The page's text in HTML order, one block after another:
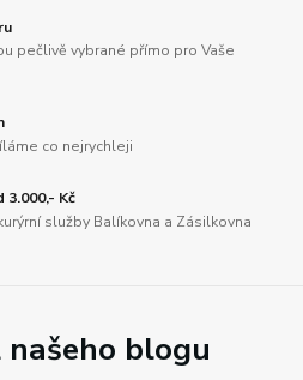
pečlivě vybrané přímo pro Vaše
co nejrychleji
3.000,- Kč
služby Balíkovna a Zásilkovna
našeho blogu